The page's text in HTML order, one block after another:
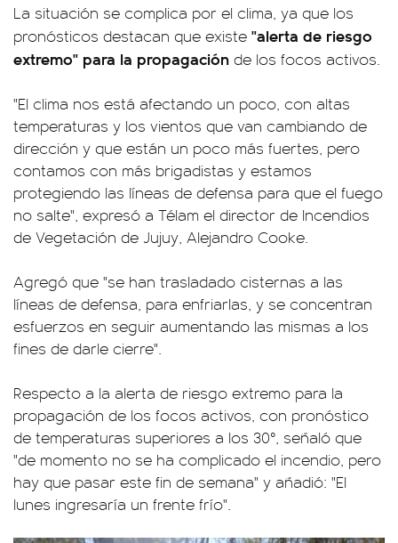
La situación se complica por el clima, ya que los
pronósticos destacan que existe "alerta de riesgo
extremo" para la propagación de los focos activos.
"El clima nos está afectando un poco, con altas
temperaturas y los vientos que van cambiando de
dirección y que están un poco más fuertes, pero
contamos con más brigadistas y estamos
protegiendo las líneas de defensa para que el fuego
no salte", expresó a Télam el director de Incendios
de Vegetación de Jujuy, Alejandro Cooke.
Agregó que "se han trasladado cisternas a las
líneas de defensa, para enfriarlas, y se concentran
esfuerzos en seguir aumentando las mismas a los
fines de darle cierre".
Respecto a la alerta de riesgo extremo para la
propagación de los focos activos, con pronóstico
de temperaturas superiores a los 30°, señaló que
"de momento no se ha complicado el incendio, pero
hay que pasar este fin de semana" y añadió: "El
lunes ingresaría un frente frío".